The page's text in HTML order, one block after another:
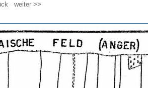
weiter >>